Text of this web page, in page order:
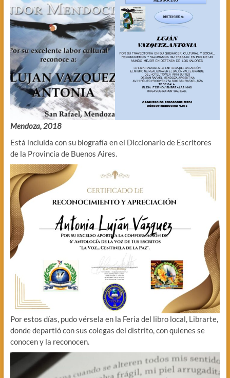
Mendoza, 2018
Está incluida con su biografía en el Diccionario de Escritores
de la Provincia de Buenos Aires.
Por estos días, pudo vérsela en la Feria del libro local, Librarte,
donde departió con sus colegas del distrito, con quienes se
conocen y la reconocen.